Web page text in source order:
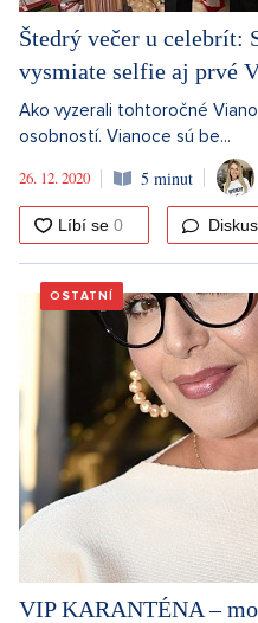
Štedrý večer u celebrít:
vysmiate selfie aj prvé
Ako vyzerali tohtoročné
osobností. Vianoce sú be...
26. 12. 2020
5 minut
OSTATNÍ
VIP KARANTÉNA –